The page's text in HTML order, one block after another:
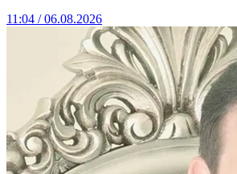
11:04 / 06.08.2026